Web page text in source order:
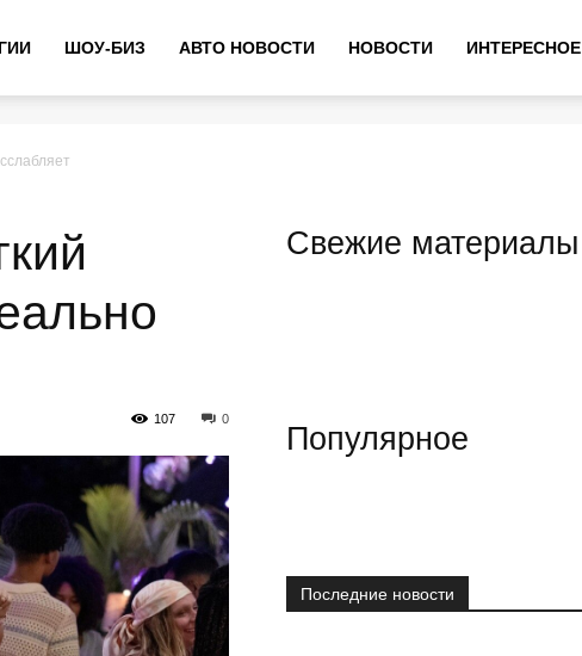
ШОУ-БИЗ АВТО НОВОСТИ НОВОСТИ ИНТЕРЕСНОЕ
0
107
Свежие материалы
Популярное
Последние новости